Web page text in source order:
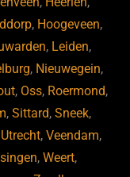
, Hoogeveen,
, Leiden,
, Nieuwegein,
, Oss, Roermond,
, Sittard, Sneek,
Utrecht,Veendam,
,Weert,